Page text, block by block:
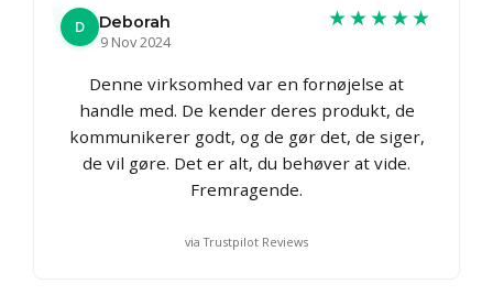
D
Deborah
9 Nov 2024
★★★★★
Denne virksomhed var en fornøjelse at
handle med. De kender deres produkt, de
kommunikerer godt, og de gør det, de siger,
de vil gøre. Det er alt, du behøver at vide.
Fremragende.
via Trustpilot Reviews